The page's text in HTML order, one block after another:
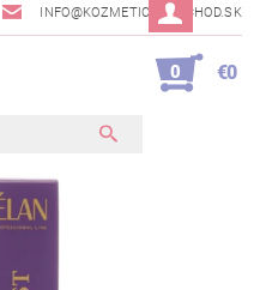
INFO@KOZMETICKYOBCHOD.SK
0 €0